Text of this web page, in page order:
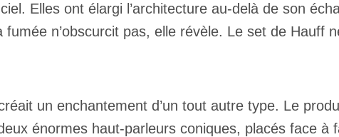
Elles ont élargi l’architecture au-delà de son
n’obscurcit pas, elle révèle. Le set de Hauff
un enchantement d’un tout autre type. Le
énormes haut-parleurs coniques, placés face